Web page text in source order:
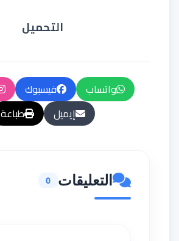
التحميل
واتساب فيسبوك
إيميل
طباعة
التعليقات 0